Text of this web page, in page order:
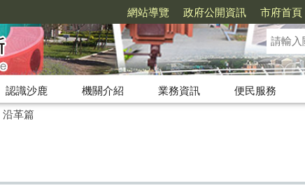
網站導覽 政府公開資訊 市府首頁
認識沙鹿 機關介紹 業務資訊 便民服務
沿革篇